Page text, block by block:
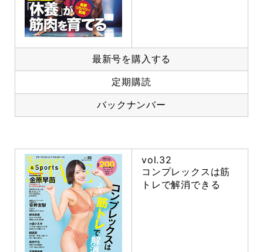
最新号を購入する
定期購読
バックナンバー
vol.32
コンプレックスは筋
トレで解消できる